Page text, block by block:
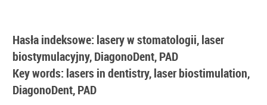
Hasła indeksowe: lasery w stomatologii, laser
biostymulacyjny, DiagonoDent, PAD
Key words: lasers in dentistry, laser biostimulation,
DiagonoDent, PAD